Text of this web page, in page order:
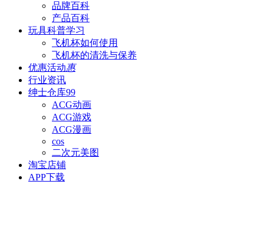
品牌百科
产品百科
玩具科普学习
飞机杯如何使用
飞机杯的清洗与保养
优惠活动惠
行业资讯
绅士仓库99
ACG动画
ACG游戏
ACG漫画
cos
二次元美图
淘宝店铺
APP下载